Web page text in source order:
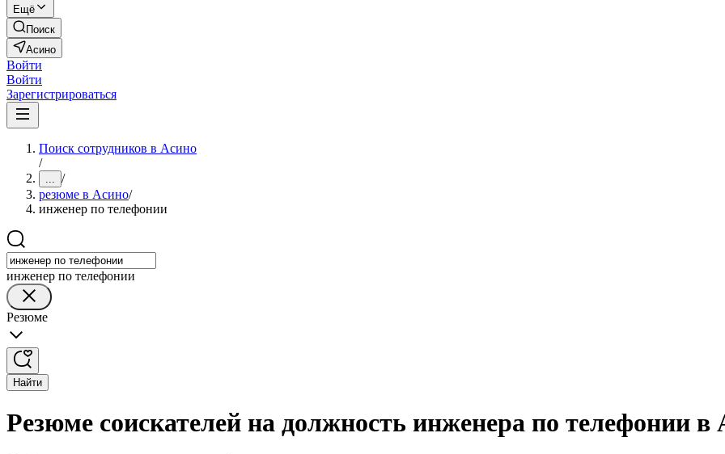
Ещё
Поиск
Асино
Войти
Войти
Зарегистрироваться
Поиск сотрудников в Асино
/
... /
резюме в Асино/
инженер по телефонии
инженер по телефонии
Резюме
Найти
Резюме соискателей на должность инженера по телефонии в